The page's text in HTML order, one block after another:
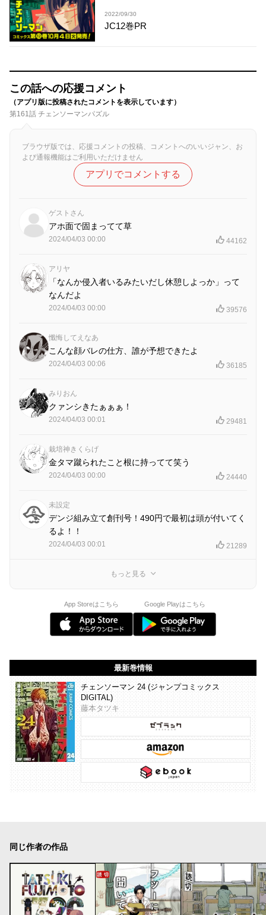
2022/09/30
JC12巻PR
この話への応援コメント
（アプリ版に投稿されたコメントを表示しています）
第161話 チェンソーマンパズル
ブラウザ版では、応援コメントの投稿、コメントへのいいジャン、お
よび通報機能はご利用いただけません
アプリでコメントする
ゲストさん
アホ面で固まってて草
2024/04/03 00:00 44162
アリヤ
「なんか侵入者いるみたいだし休憩しよっか」って
なんだよ
2024/04/03 00:00 39576
懺悔してえなあ
こんな顔バレの仕方、誰が予想できたよ
2024/04/03 00:06 36185
みりおん
クァンシきたぁぁぁ！
2024/04/03 00:01 29481
栽培神きくらげ
金タマ蹴られたこと根に持ってて笑う
2024/04/03 00:00 24440
未設定
デンジ組み立て創刊号！490円で最初は頭が付いてく
るよ！！
2024/04/03 00:01 21289
もっと見る
App Storeはこちら Google Playはこちら
最新巻情報
チェンソーマン 24 (ジャンプコミックス
DIGITAL)
藤本タツキ
同じ作者の作品